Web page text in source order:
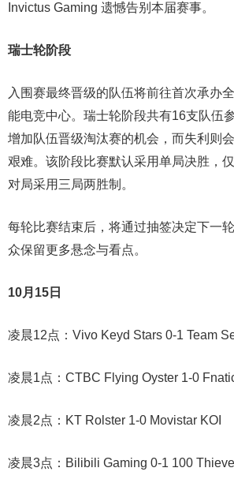
Invictus Gaming 遗憾告别本届赛事。
瑞士轮阶段
入围赛最终晋级的队伍将前往首次承办
能电竞中心。瑞士轮阶段共有16支队伍
增加队伍晋级淘汰赛的机会，而失利则
艰难。该阶段比赛默认采用单局决胜，
对局采用三局两胜制。
每轮比赛结束后，将通过抽签决定下一
众保留更多悬念与看点。
10月15日
凌晨12点：Vivo Keyd Stars 0-1 Team
凌晨1点：CTBC Flying Oyster 1-0
凌晨2点：KT Rolster 1-0 Movistar KOI
凌晨3点：Bilibili Gaming 0-1 100